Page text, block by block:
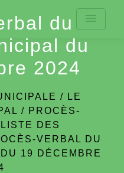
menu
du
du
2024
/ LE
/ PROCÈS-
DES
VERBAL DU
19 DÉCEMBRE